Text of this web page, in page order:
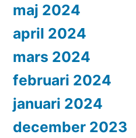
maj 2024
april 2024
mars 2024
februari 2024
januari 2024
december 2023